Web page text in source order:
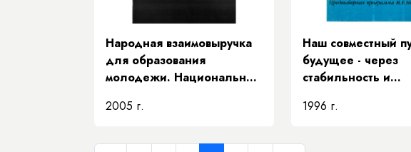
Народная взаимовыручка
для образования
молодежи. Национальный
2005 г.
Наш совместный
будущее - через
стабильность и
1996 г.